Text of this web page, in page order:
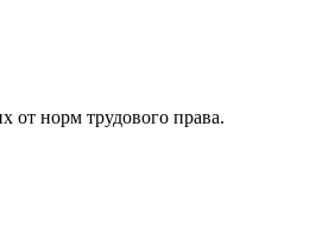
от норм трудового права.